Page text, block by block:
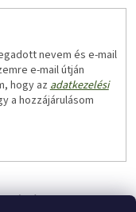
nevem és e-mail
e-mail útján
hogy azadatkezelési
a hozzájárulásom
átvételre